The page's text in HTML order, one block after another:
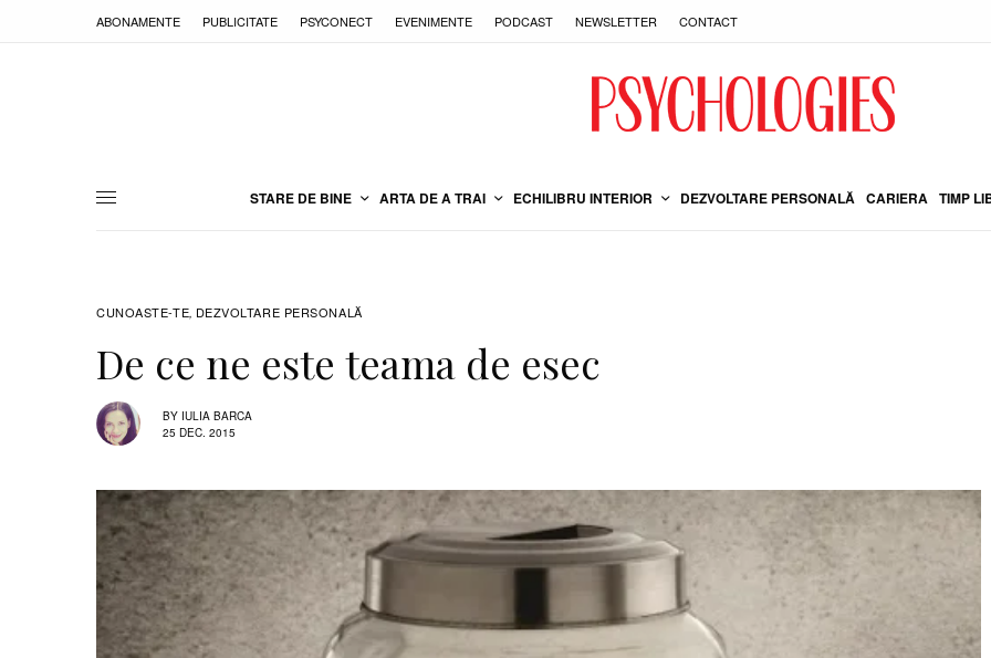
ABONAMENTE PUBLICITATE PSYCONECT EVENIMENTE PODCAST NEWSLETTER CONTACT
STARE DE BINE ARTA DE A TRAI ECHILIBRU INTERIOR DEZVOLTARE PERSONALĂ CARIERA TIMP
CUNOASTE-TE, DEZVOLTARE PERSONALĂ
De ce ne este teama de esec
BY IULIA BARCA
25 DEC. 2015